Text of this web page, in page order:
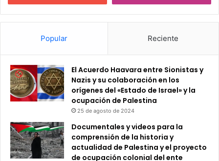
Popular Reciente
El Acuerdo Haavara entre Sionistas y
Nazis y su colaboración en los
orígenes del «Estado de Israel» y la
ocupación de Palestina
25 de agosto de 2024
Documentales y videos para la
comprensión de la historia y
actualidad de Palestina y el proyecto
de ocupación colonial del ente